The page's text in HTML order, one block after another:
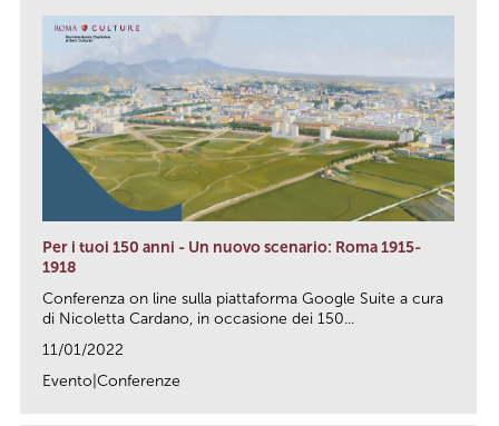
Per i tuoi 150 anni - Un nuovo scenario: Roma 1915-
1918
Conferenza on line sulla piattaforma Google Suite a cura
di Nicoletta Cardano, in occasione dei 150...
11/01/2022
Evento|Conferenze